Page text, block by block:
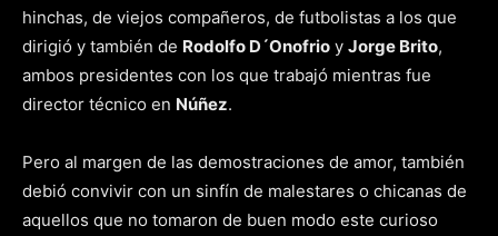
hinchas, de viejos compañeros, de futbolistas a los que
dirigió y también de Rodolfo D´Onofrio y Jorge Brito,
ambos presidentes con los que trabajó mientras fue
director técnico en Núñez.
Pero al margen de las demostraciones de amor, también
debió convivir con un sinfín de malestares o chicanas de
aquellos que no tomaron de buen modo este curioso